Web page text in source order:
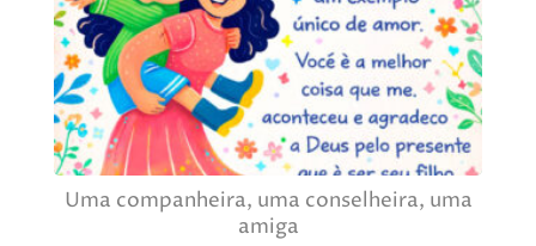
Uma companheira, uma conselheira, uma
amiga